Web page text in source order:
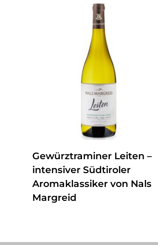
ZUM PRODUKT
Gewürztraminer Leiten –
intensiver Südtiroler
Aromaklassiker von Nals
Margreid